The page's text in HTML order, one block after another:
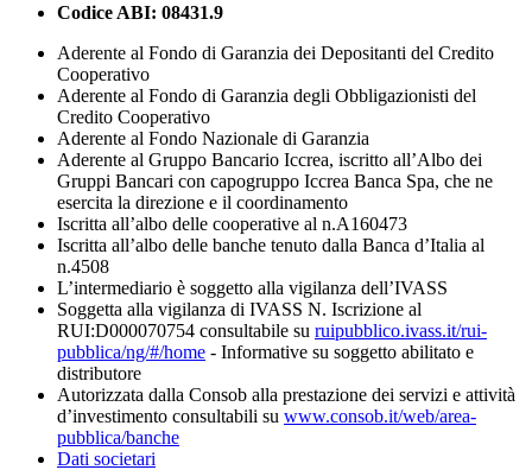
Codice ABI: 08431.9
Aderente al Fondo di Garanzia dei Depositanti del Credito
Cooperativo
Aderente al Fondo di Garanzia degli Obbligazionisti del
Credito Cooperativo
Aderente al Fondo Nazionale di Garanzia
Aderente al Gruppo Bancario Iccrea, iscritto all’Albo dei
Gruppi Bancari con capogruppo Iccrea Banca Spa, che ne
esercita la direzione e il coordinamento
Iscritta all’albo delle cooperative al n.A160473
Iscritta all’albo delle banche tenuto dalla Banca d’Italia al
n.4508
L’intermediario è soggetto alla vigilanza dell’IVASS
Soggetta alla vigilanza di IVASS N. Iscrizione al
RUI:D000070754 consultabile su ruipubblico.ivass.it/rui-
pubblica/ng/#/home - Informative su soggetto abilitato e
distributore
Autorizzata dalla Consob alla prestazione dei servizi e attività
d’investimento consultabili su www.consob.it/web/area-
pubblica/banche
Dati societari